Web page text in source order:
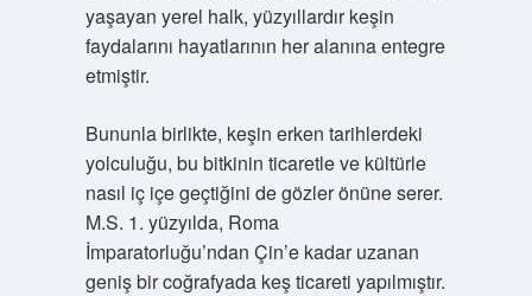
yaşayan yerel halk, yüzyıllardır keşin
faydalarını hayatlarının her alanına entegre
etmiştir.
Bununla birlikte, keşin erken tarihlerdeki
yolculuğu, bu bitkinin ticaretle ve kültürle
nasıl iç içe geçtiğini de gözler önüne serer.
M.S. 1. yüzyılda, Roma
İmparatorluğu’ndan Çin’e kadar uzanan
geniş bir coğrafyada keş ticareti yapılmıştır.